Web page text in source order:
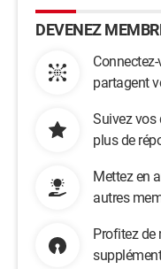
DEVENEZ
partagent
Suivez vos
plus de
Mettez en
autres
Profitez de